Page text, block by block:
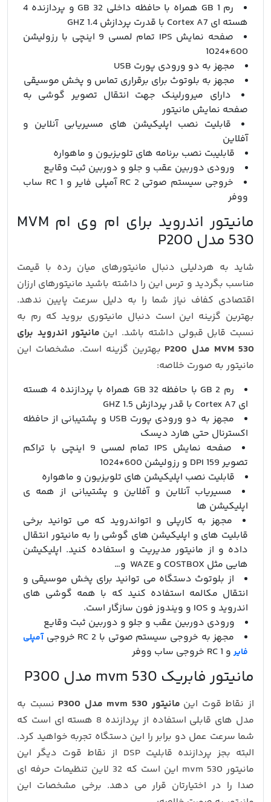
رم 1 GB همراه با حافظه داخلی 32 GB و پردازنده 4
هسته ای Cortex A7 با قدرت پردازش 1.4 GHZ
صفحه نمایش IPS تمام لمسی 9 اینچی با رزولیشن
600*1024
مجهز به دو ورودی پورت USB
مجهز به بلوتوث برای برقراری تماس و پخش موسیقی
دارای میرورلینک جهت انتقال تصویر گوشی به
صفحه نمایش مانیتور
قابلیت نصب اپلیکیشن های مسیریابی آنلاین و
آفلاین
قابلیبت نصب برنامه های تلویزیون و ماهواره
ورودی دوربین عقب و جلو و دوربین ثبت وقایع
خروجی سیستم صوتی 2 RC آمپلی فایر و 1 RC ساب
ووفر
مانیتور اندروید برای ام وی ام MVM
530 مدل P200
شاید به هردلیلی دنبال مانیتورهای میان رده با قیمت
مناسب بگردید و ترس این را داشته باشید مانیتورهای ارزان
اقتصادی کفاف نیاز شما را به دلیل سرعت پایین ندهد.
بهترین گزینه این است دنبال مانیتوری بروید که رم به
نسبت قابل قبولی داشته باشد. این مانیتور اندروید برای
MVM 530 مدل P200
بهترین گزینه است. مشخصات این
مانیتور به صورت خلاصه:
رم 2 GB با حافظه 32 GB همراه با پردازنده 4 هسته
ای Cortex A7 با قدر پردازش 1.5 GHZ
مجهز به دو ورودی پورت USB و پشتیبانی از حافظه
اکسترنال حتی هارد دیسک
صفحه نمایش IPS تمام لمسی 9 اینچی با تراکم
تصویر 159 DPI و رزولیشن 600*1024
قابلیت نصب اپلیکیشن های تلویزیون و ماهواره
مسیریاب آنلاین و آفلاین و پشتیبانی از همه ی
اپلیکیشن ها
مجهز به کارپلی و اتواندروید که می توانید برخی
قابلیت های و اپلیکیشن های گوشی را به مانیتور انتقال
داده و از مانیتور مدیریت و استفاده کنید. اپلیکیشن
هایی مثل COSTBOX و WAZE و…
از بلوتوث دستگاه می توانید برای پخش موسیقی و
انتقال مکالمه استفاده کنید که با همه گوشی های
اندروید و IOS و ویندوز فون سازگار است.
ورودی دوربین عقب و جلو و دوربین ثبت وقایع
مجهز به خروجی سیستم صوتی با 2 RC خروجی
آمپلی
فایر و 1 RC خروجی ساب ووفر
مانیتور فابریک mvm 530 مدل P300
از نقاط قوت این مانیتور mvm 530 مدل P300
نسبت به
مدل های قابلی استفاده از پردازنده 8 هسته ای است که
شما سرعت عمل دو برابر را این دستگاه تجربه خواهید کرد.
البته بجز پردازنده قابلیت DSP از نقاط قوت دیگر این
مانیتور mvm 530 این است که 32 لاین تنظیمات حرفه ای
صدا را در اختیارتان قرار می دهد. برخی مشخصات این